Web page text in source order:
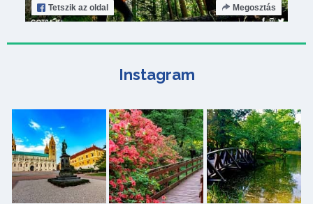
Tetszik az oldal Megosztás
Instagram